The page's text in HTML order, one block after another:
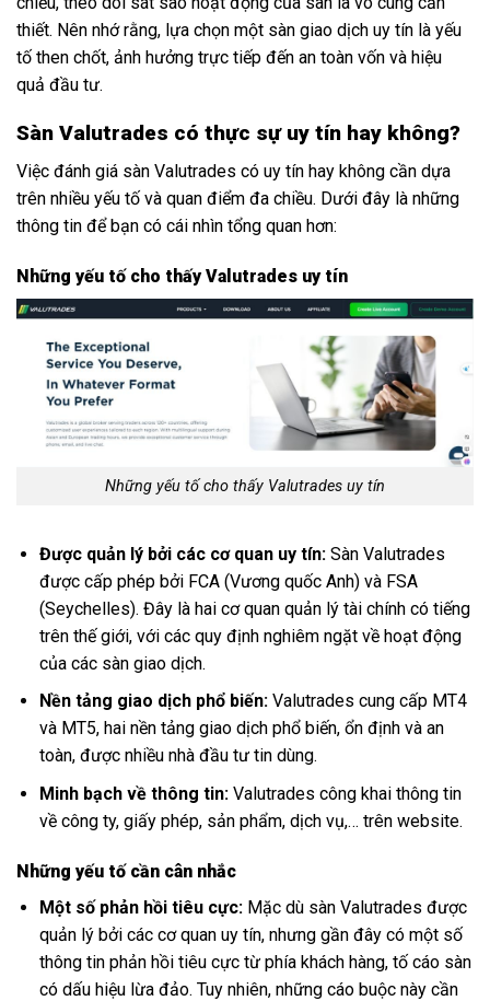
thiết. Nên nhớ rằng, lựa chọn một sàn giao dịch uy tín là yếu
tố then chốt, ảnh hưởng trực tiếp đến an toàn vốn và hiệu
quả đầu tư.
Sàn Valutrades có thực sự uy tín hay không?
Việc đánh giá sàn Valutrades có uy tín hay không cần dựa
trên nhiều yếu tố và quan điểm đa chiều. Dưới đây là những
thông tin để bạn có cái nhìn tổng quan hơn:
Những yếu tố cho thấy Valutrades uy tín
Những yếu tố cho thấy Valutrades uy tín
Được quản lý bởi các cơ quan uy tín:Sàn Valutrades
được cấp phép bởi FCA (Vương quốc Anh) và FSA
(Seychelles). Đây là hai cơ quan quản lý tài chính có tiếng
trên thế giới, với các quy định nghiêm ngặt về hoạt động
của các sàn giao dịch.
Nền tảng giao dịch phổ biến:Valutrades cung cấp MT4
và MT5, hai nền tảng giao dịch phổ biến, ổn định và an
toàn, được nhiều nhà đầu tư tin dùng.
Minh bạch về thông tin:Valutrades công khai thông tin
về công ty, giấy phép, sản phẩm, dịch vụ,… trên website.
Những yếu tố cần cân nhắc
Một số phản hồi tiêu cực:Mặc dù sàn Valutrades được
quản lý bởi các cơ quan uy tín, nhưng gần đây có một số
thông tin phản hồi tiêu cực từ phía khách hàng, tố cáo sàn
có dấu hiệu lừa đảo. Tuy nhiên, những cáo buộc này cần